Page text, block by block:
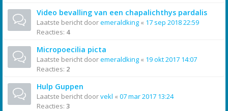
Video bevalling van een chapalichthys pardalis
Laatste bericht dooremeraldking « 17 sep 2018 22:59
Reacties: 4
Micropoecilia picta
Laatste bericht dooremeraldking « 19 okt 2017 14:07
Reacties: 2
Hulp Guppen
Laatste bericht doorvekl « 07 mar 2017 13:24
Reacties: 3